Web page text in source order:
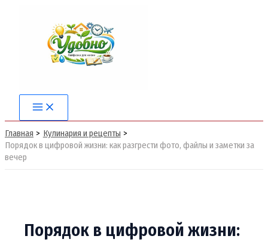
содержимому
Main
Menu
Главная
Кулинария и рецепты
Порядок в цифровой жизни: как разгрести фото, файлы и заметки за
вечер
Порядок в цифровой жизни: